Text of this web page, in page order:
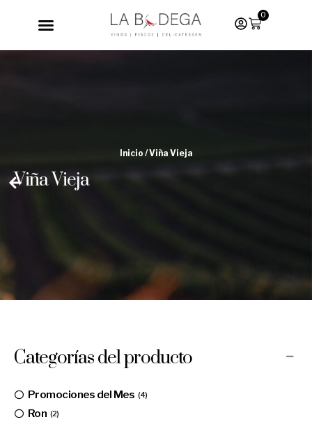
0
Inicio / Viña Vieja
Viña Vieja
Categorías del producto
Promociones del Mes 4
Ron 2